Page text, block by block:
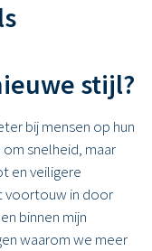
stijl?
bij mensen op hun
snelheid, maar
en veiligere
voortouw in door
binnen mijn
waarom we meer